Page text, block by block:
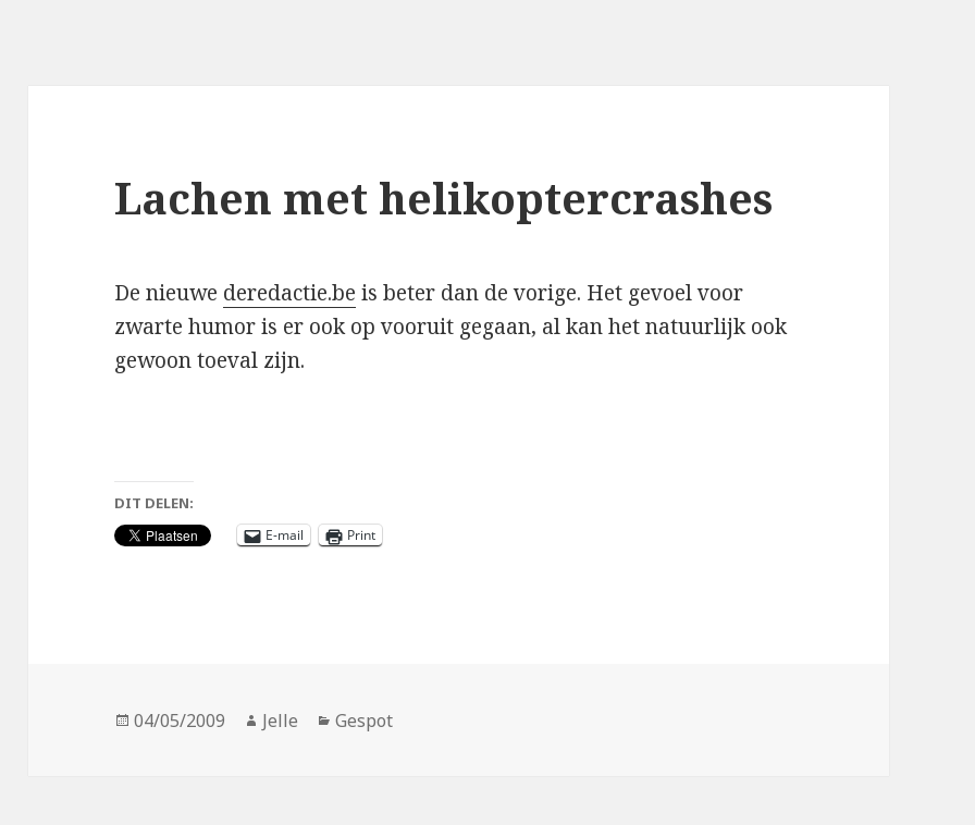
Lachen met helikoptercrashes
De nieuwe deredactie.be is beter dan de vorige. Het gevoel voor
zwarte humor is er ook op vooruit gegaan, al kan het natuurlijk ook
gewoon toeval zijn.
DIT DELEN:
E-mail Print
Geplaatst
04/05/2009 Auteur
Jelle Categorieën
Gespot